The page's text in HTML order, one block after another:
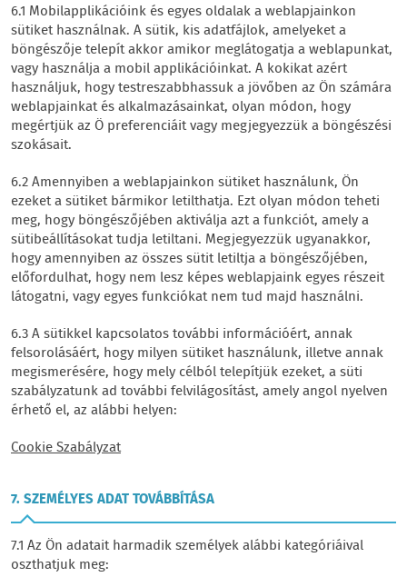
6.1 Mobilapplikációink és egyes oldalak a weblapjainkon
sütiket használnak. A sütik, kis adatfájlok, amelyeket a
böngészője telepít akkor amikor meglátogatja a weblapunkat,
vagy használja a mobil applikációinkat. A kokikat azért
használjuk, hogy testreszabbhassuk a jövőben az Ön számára
weblapjainkat és alkalmazásainkat, olyan módon, hogy
megértjük az Ö preferenciáit vagy megjegyezzük a böngészési
szokásait.
6.2 Amennyiben a weblapjainkon sütiket használunk, Ön
ezeket a sütiket bármikor letilthatja. Ezt olyan módon teheti
meg, hogy böngészőjében aktiválja azt a funkciót, amely a
sütibeállításokat tudja letiltani. Megjegyezzük ugyanakkor,
hogy amennyiben az összes sütit letiltja a böngészőjében,
előfordulhat, hogy nem lesz képes weblapjaink egyes részeit
látogatni, vagy egyes funkciókat nem tud majd használni.
6.3 A sütikkel kapcsolatos további információért, annak
felsorolásáért, hogy milyen sütiket használunk, illetve annak
megismerésére, hogy mely célból telepítjük ezeket, a süti
szabályzatunk ad további felvilágosítást, amely angol nyelven
érhető el, az alábbi helyen:
Cookie Szabályzat
7. SZEMÉLYES ADAT TOVÁBBÍTÁSA
7.1 Az Ön adatait harmadik személyek alábbi kategóriáival
oszthatjuk meg: